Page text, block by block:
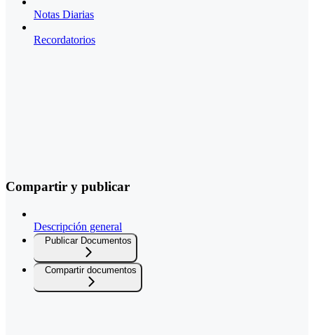
Notas Diarias
Recordatorios
Compartir y publicar
Descripción general
Publicar Documentos
Compartir documentos